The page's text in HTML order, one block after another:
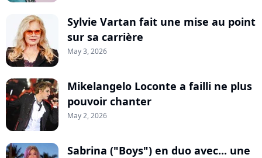
Sylvie Vartan fait une mise au point
sur sa carrière
May 3, 2026
Mikelangelo Loconte a failli ne plus
pouvoir chanter
May 2, 2026
Sabrina ("Boys") en duo avec... une